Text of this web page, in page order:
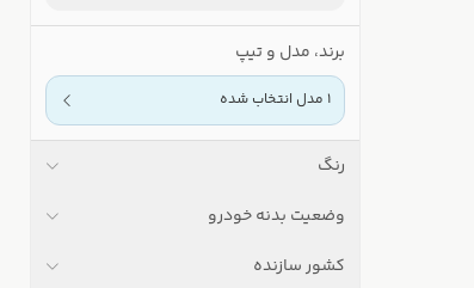
برند، مدل و تیپ
1 مدل انتخاب شده
رنگ
وضعیت بدنه خودرو
کشور سازنده